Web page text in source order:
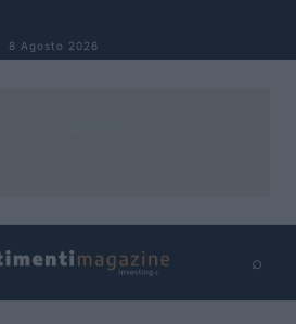
8 Agosto 2026
⌕